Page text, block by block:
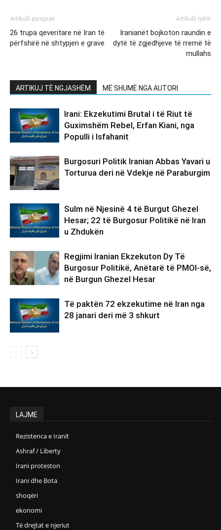
Artikulli paraprak
26 trupa qeveritare në Iran të
përfshirë në shtypjen e grave
Artikulli tjetër
Iranianët bojkoton raundin e
dytë të zgjedhjeve të rremë të
mullahs
ARTIKUJ TË NGJASHËM MË SHUMË NGA AUTORI
Irani: Ekzekutimi Brutal i të Riut të
Guximshëm Rebel, Erfan Kiani, nga
Populli i Isfahanit
Burgosuri Politik Iranian Abbas Yavari u
Torturua deri në Vdekje në Paraburgim
Sulm në Njesinë 4 të Burgut Ghezel
Hesar; 22 të Burgosur Politikë në Iran
u Zhdukën
Regjimi Iranian Ekzekuton Dy Të
Burgosur Politikë, Anëtarë të PMOI-së,
në Burgun Ghezel Hesar
Të paktën 72 ekzekutime në Iran nga
28 janari deri më 3 shkurt
LAJME
Rezistenca e Iranit
Ashraf / Liberty
Irani proteston
Irani dhe Bota
shoqëri
ekonomi
Të drejtat e njeriut